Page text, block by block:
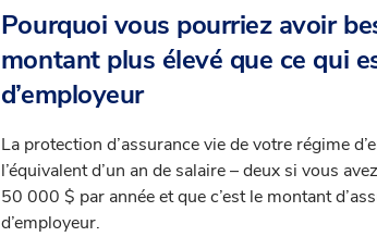
Pourquoi vous pourriez avoir
montant plus élevé que ce qui
d’employeur
La protection d’assurance vie de votre régime
l’équivalent d’un an de salaire – deux si vous
50 000 $ par année et que c’est le montant
d’employeur.